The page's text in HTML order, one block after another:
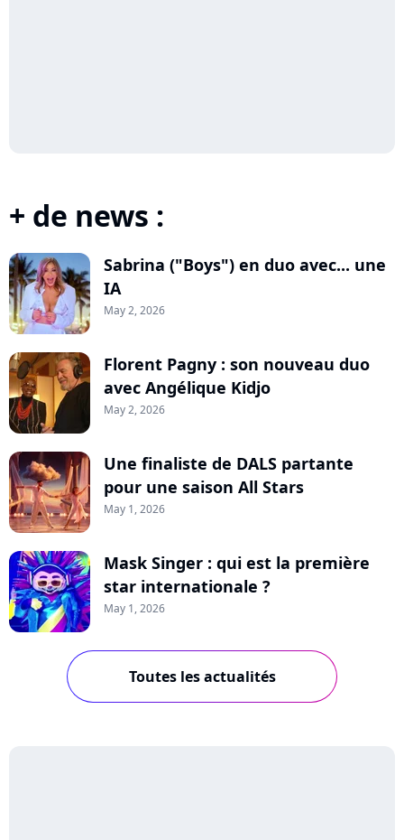
+ de news :
Sabrina ("Boys") en duo avec... une
IA
May 2, 2026
Florent Pagny : son nouveau duo
avec Angélique Kidjo
May 2, 2026
Une finaliste de DALS partante
pour une saison All Stars
May 1, 2026
Mask Singer : qui est la première
star internationale ?
May 1, 2026
Toutes les actualités